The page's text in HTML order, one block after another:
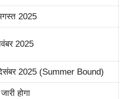
2025
2025
2025 (Summer Bound)
होगा